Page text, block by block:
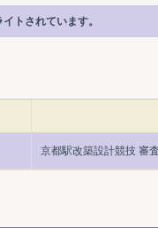
トされています。
京都駅改築設計競技 審